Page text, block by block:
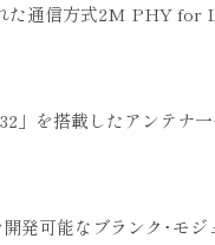
通信方式2M PHY for
を搭載したアンテナ一
発可能なブランク･モ